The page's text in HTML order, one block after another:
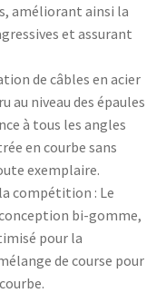
améliorant ainsi la
et assurant
de câbles en acier
au niveau des épaules
à tous les angles
en courbe sans
exemplaire.​
compétition : Le
bi-gomme,
pour la
de course pour